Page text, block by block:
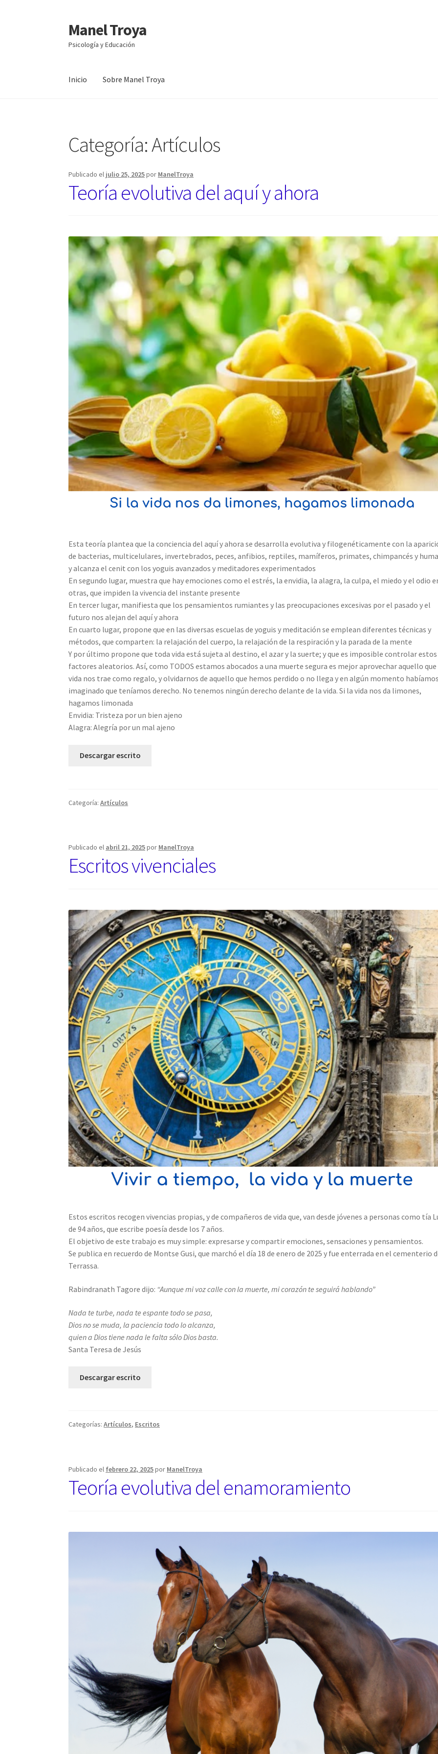
Ir
a
la
Ir
al
contenido
Manel Troya
Psicología y Educación
Inicio Sobre Manel Troya
Categoría: Artículos
Publicado el julio 25, 2025por ManelTroya
Teoría evolutiva del aquí y ahora
Esta teoría plantea que la conciencia del aquí y ahora se desarrolla evolutiva y filogenéticamente con la
de bacterias, multicelulares, invertebrados, peces, anfibios, reptiles, mamíferos, primates, chimpancés y
y alcanza el cenit con los yoguis avanzados y meditadores experimentados
En segundo lugar, muestra que hay emociones como el estrés, la envidia, la alagra, la culpa, el miedo y el odio
otras, que impiden la vivencia del instante presente
En tercer lugar, manifiesta que los pensamientos rumiantes y las preocupaciones excesivas por el pasado y el
futuro nos alejan del aquí y ahora
En cuarto lugar, propone que en las diversas escuelas de yoguis y meditación se emplean diferentes técnicas y
métodos, que comparten: la relajación del cuerpo, la relajación de la respiración y la parada de la mente
Y por último propone que toda vida está sujeta al destino, el azar y la suerte; y que es imposible controlar estos
factores aleatorios. Así, como TODOS estamos abocados a una muerte segura es mejor aprovechar aquello
vida nos trae como regalo, y olvidarnos de aquello que hemos perdido o no llega y en algún momento
imaginado que teníamos derecho. No tenemos ningún derecho delante de la vida. Si la vida nos da limones,
hagamos limonada
Envidia: Tristeza por un bien ajeno
Alagra: Alegría por un mal ajeno
Descargar escrito
Categoría:Artículos
Publicado el abril 21, 2025por ManelTroya
Escritos vivenciales
Estos escritos recogen vivencias propias, y de compañeros de vida que, van desde jóvenes a personas como tía
de 94 años, que escribe poesía desde los 7 años.
El objetivo de este trabajo es muy simple: expresarse y compartir emociones, sensaciones y pensamientos.
Se publica en recuerdo de Montse Gusi, que marchó el día 18 de enero de 2025 y fue enterrada en el cementerio
Terrassa.
Rabindranath Tagore dijo: “Aunque mi voz calle con la muerte, mi corazón te seguirá hablando”
Nada te turbe, nada te espante todo se pasa,
Dios no se muda, la paciencia todo lo alcanza,
quien a Dios tiene nada le falta sólo Dios basta.
Santa Teresa de Jesús
Descargar escrito
Categorías:Artículos, Escritos
Publicado el febrero 22, 2025por ManelTroya
Teoría evolutiva del enamoramiento